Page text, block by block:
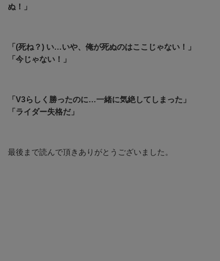
ぬ！」
「(死ね？) い…いや、俺が死ぬのはここじゃない！」
「今じゃない！」
「V3らしく勝ったのに…一緒に気絶してしまった」
「ライダー失格だ」
最後まで読んで頂きありがとうございました。